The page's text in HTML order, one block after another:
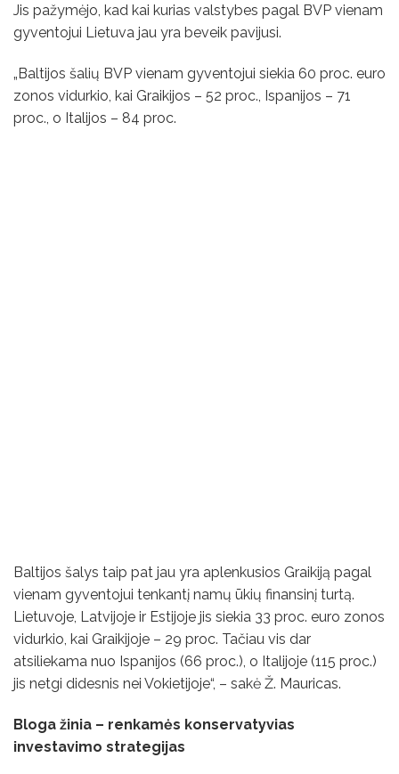
Jis pažymėjo, kad kai kurias valstybes pagal BVP vienam
gyventojui Lietuva jau yra beveik pavijusi.
„Baltijos šalių BVP vienam gyventojui siekia 60 proc. euro
zonos vidurkio, kai Graikijos – 52 proc., Ispanijos – 71
proc., o Italijos – 84 proc.
Baltijos šalys taip pat jau yra aplenkusios Graikiją pagal
vienam gyventojui tenkantį namų ūkių finansinį turtą.
Lietuvoje, Latvijoje ir Estijoje jis siekia 33 proc. euro zonos
vidurkio, kai Graikijoje – 29 proc. Tačiau vis dar
atsiliekama nuo Ispanijos (66 proc.), o Italijoje (115 proc.)
jis netgi didesnis nei Vokietijoje“, – sakė Ž. Mauricas.
Bloga žinia – renkamės konservatyvias
investavimo strategijas